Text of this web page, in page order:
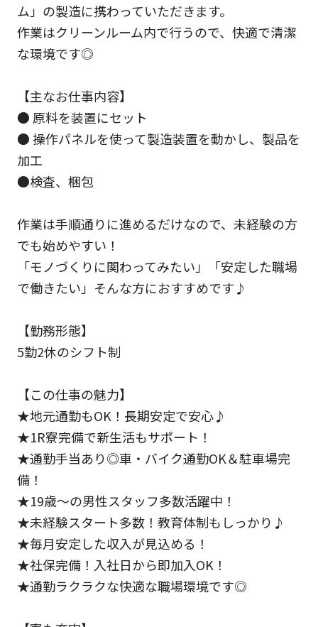
ム」の製造に携わっていただきます。
作業はクリーンルーム内で行うので、快適で清潔
な環境です◎
【主なお仕事内容】
● 原料を装置にセット
● 操作パネルを使って製造装置を動かし、製品を
加工
●検査、梱包
作業は手順通りに進めるだけなので、未経験の方
でも始めやすい！
「モノづくりに関わってみたい」「安定した職場
で働きたい」そんな方におすすめです♪
【勤務形態】
5勤2休のシフト制
【この仕事の魅力】
★地元通勤もOK！長期安定で安心♪
★1R寮完備で新生活もサポート！
★通勤手当あり◎車・バイク通勤OK＆駐車場完
備！
★19歳～の男性スタッフ多数活躍中！
★未経験スタート多数！教育体制もしっかり♪
★毎月安定した収入が見込める！
★社保完備！入社日から即加入OK！
★通勤ラクラクな快適な職場環境です◎